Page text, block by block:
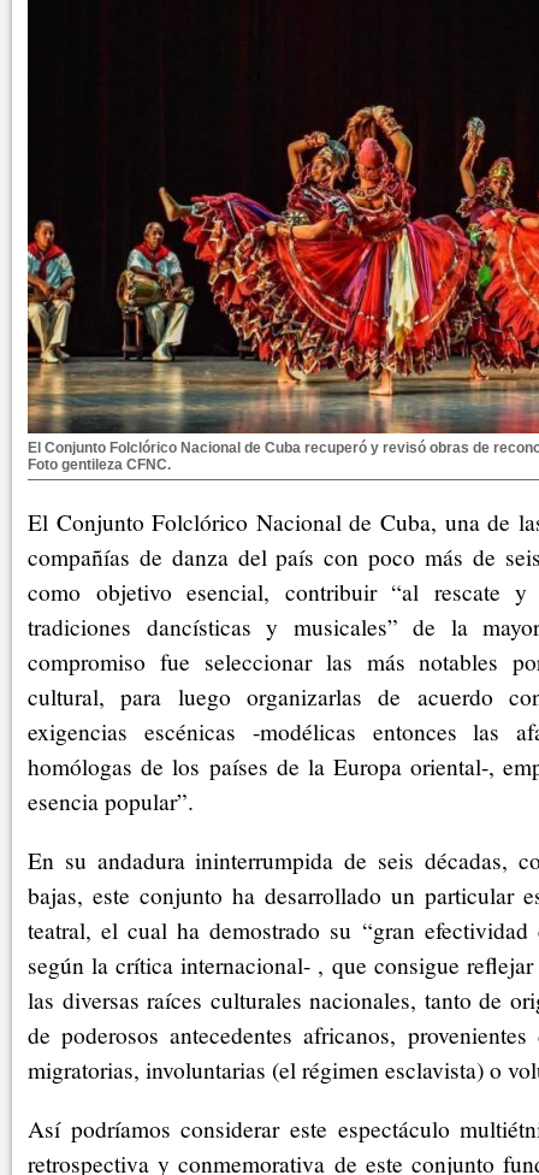
El Conjunto Folclórico Nacional de Cuba recuperó y revisó obras de
Foto gentileza CFNC.
El Conjunto Folclórico Nacional de Cuba, una de
compañías de danza del país con poco más de
como objetivo esencial, contribuir “al rescate
tradiciones dancísticas y musicales” de la
compromiso fue seleccionar las más notables
cultural, para luego organizarlas de acuerdo
exigencias escénicas -modélicas entonces las
homólogas de los países de la Europa oriental-,
esencia popular”.
En su andadura ininterrumpida de seis décadas,
bajas, este conjunto ha desarrollado un particular
teatral, el cual ha demostrado su “gran efectividad
según la crítica internacional- , que consigue
las diversas raíces culturales nacionales, tanto de
de poderosos antecedentes africanos,
migratorias, involuntarias (el régimen esclavista) o
Así podríamos considerar este espectáculo
retrospectiva y conmemorativa de este conjunto